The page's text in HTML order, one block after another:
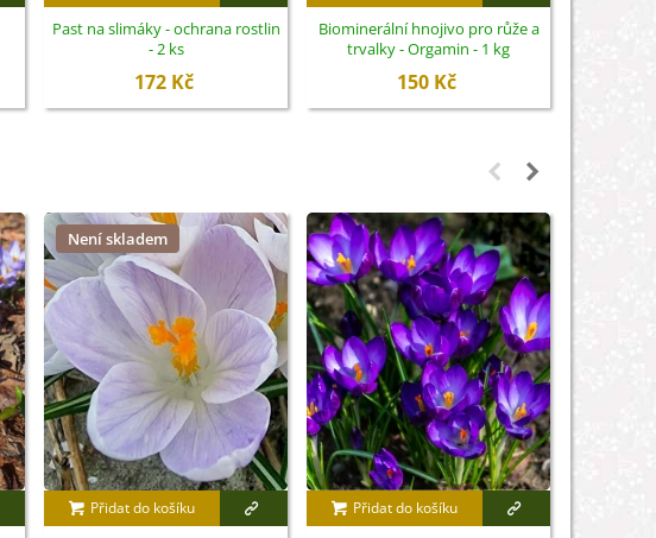
Past na slimáky - ochrana rostlin
- 2 ks
172 Kč
Biominerální hnojivo pro růže a
trvalky - Orgamin - 1 kg
150 Kč
Není skladem
Přidat do košíku Přidat do košíku